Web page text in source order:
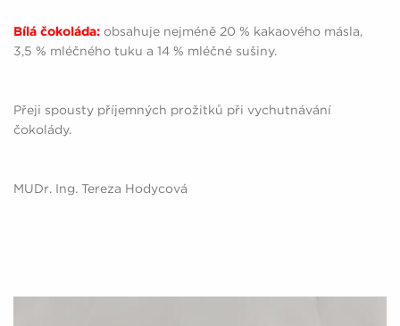
Bílá čokoláda: obsahuje nejméně 20 % kakaového másla,
3,5 % mléčného tuku a 14 % mléčné sušiny.
Přeji spousty příjemných prožitků při vychutnávání
čokolády.
MUDr. Ing. Tereza Hodycová